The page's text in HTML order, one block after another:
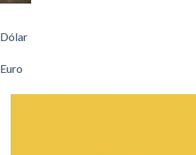
Dólar
Euro